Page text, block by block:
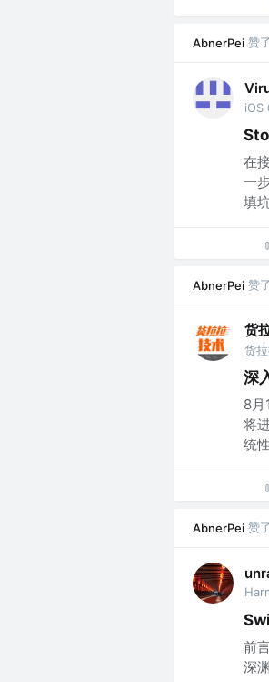
AbnerPei 赞
iOS
在
一
填
AbnerPei 赞
货
货
深
8月
将
统
AbnerPei 赞
前
深